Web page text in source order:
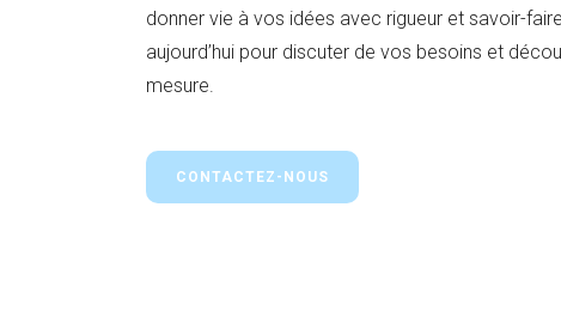
donner vie à vos idées avec rigueur et savoir-
aujourd’hui pour discuter de vos besoins et
mesure.
CONTACTEZ-NOUS